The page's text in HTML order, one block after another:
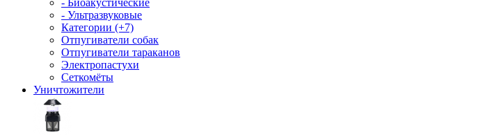
- Биоакустические
- Ультразвуковые
Категории (+7)
Отпугиватели собак
Отпугиватели тараканов
Электропастухи
Сеткомёты
Уничтожители